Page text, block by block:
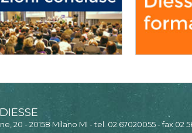
20 - 20158 Milano MI - tel. 02 67020055 - fax 02